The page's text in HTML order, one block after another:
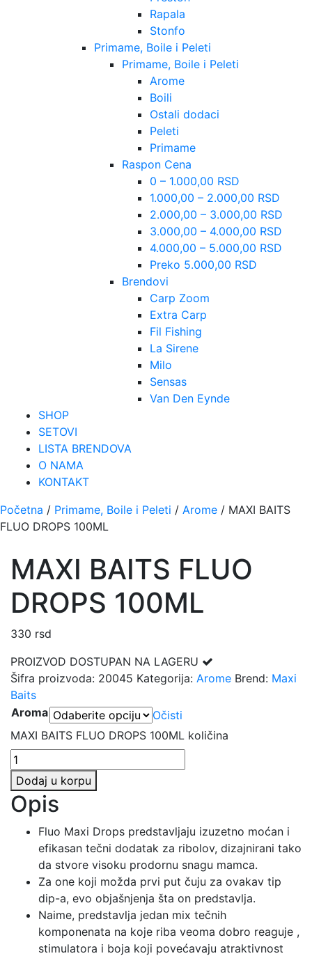
Rapala
Stonfo
Primame, Boile i Peleti
Primame, Boile i Peleti
Arome
Boili
Ostali dodaci
Peleti
Primame
Raspon Cena
0 – 1.000,00 RSD
1.000,00 – 2.000,00 RSD
2.000,00 – 3.000,00 RSD
3.000,00 – 4.000,00 RSD
4.000,00 – 5.000,00 RSD
Preko 5.000,00 RSD
Brendovi
Carp Zoom
Extra Carp
Fil Fishing
La Sirene
Milo
Sensas
Van Den Eynde
SHOP
SETOVI
LISTA BRENDOVA
O NAMA
KONTAKT
Početna / Primame, Boile i Peleti / Arome / MAXI BAITS
FLUO DROPS 100ML
MAXI BAITS FLUO
DROPS 100ML
330 rsd
PROIZVOD DOSTUPAN NA LAGERU
Šifra proizvoda: 20045 Kategorija: Arome Brend: Maxi
Baits
Aroma
Očisti
MAXI BAITS FLUO DROPS 100ML količina
Dodaj u korpu
Opis
Fluo Maxi Drops predstavljaju izuzetno moćan i
efikasan tečni dodatak za ribolov, dizajnirani tako
da stvore visoku prodornu snagu mamca.
Za one koji možda prvi put čuju za ovakav tip
dip-a, evo objašnjenja šta on predstavlja.
Naime, predstavlja jedan mix tečnih
komponenata na koje riba veoma dobro reaguje ,
stimulatora i boja koji povećavaju atraktivnost